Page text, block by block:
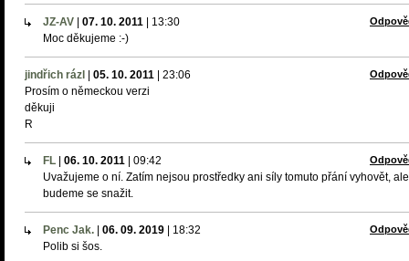
JZ-AV 07. 10. 2011 13:30
Moc děkujeme :-)
jindřich rázl 05. 10. 2011 23:06
Prosím o německou verzi
děkuji
R
FL 06. 10. 2011 09:42
Uvažujeme o ní. Zatím nejsou prostředky ani síly tomuto přání vyhovět, ale
budeme se snažit.
Penc Jak. 06. 09. 2019 18:32
Polib si šos.